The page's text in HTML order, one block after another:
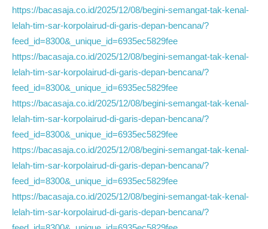
https://bacasaja.co.id/2025/12/08/begini-semangat-tak-kenal-
lelah-tim-sar-korpolairud-di-garis-depan-bencana/?
feed_id=8300&_unique_id=6935ec5829fee
https://bacasaja.co.id/2025/12/08/begini-semangat-tak-kenal-
lelah-tim-sar-korpolairud-di-garis-depan-bencana/?
feed_id=8300&_unique_id=6935ec5829fee
https://bacasaja.co.id/2025/12/08/begini-semangat-tak-kenal-
lelah-tim-sar-korpolairud-di-garis-depan-bencana/?
feed_id=8300&_unique_id=6935ec5829fee
https://bacasaja.co.id/2025/12/08/begini-semangat-tak-kenal-
lelah-tim-sar-korpolairud-di-garis-depan-bencana/?
feed_id=8300&_unique_id=6935ec5829fee
https://bacasaja.co.id/2025/12/08/begini-semangat-tak-kenal-
lelah-tim-sar-korpolairud-di-garis-depan-bencana/?